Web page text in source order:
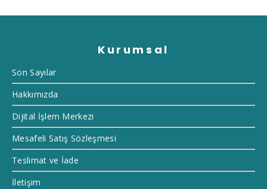
Kurumsal
Son Sayılar
Hakkımızda
Dijital İşlem Merkezi
Mesafeli Satış Sözleşmesi
Teslimat ve İade
İletişim